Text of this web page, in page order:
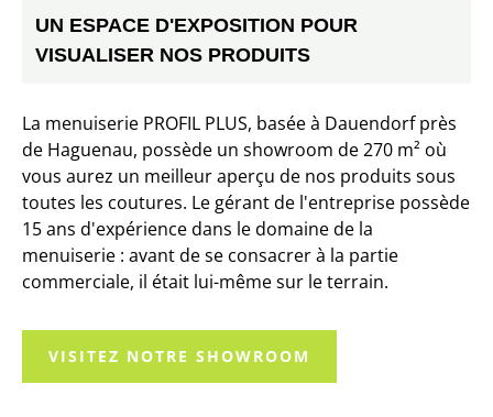
UN ESPACE D'EXPOSITION POUR
VISUALISER NOS PRODUITS
La menuiserie PROFIL PLUS, basée à Dauendorf près
de Haguenau, possède un showroom de 270 m² où
vous aurez un meilleur aperçu de nos produits sous
toutes les coutures. Le gérant de l'entreprise possède
15 ans d'expériencedans le domaine de la
menuiserie : avant de se consacrer à la partie
commerciale, il était lui-même sur le terrain.
VISITEZ NOTRE SHOWROOM